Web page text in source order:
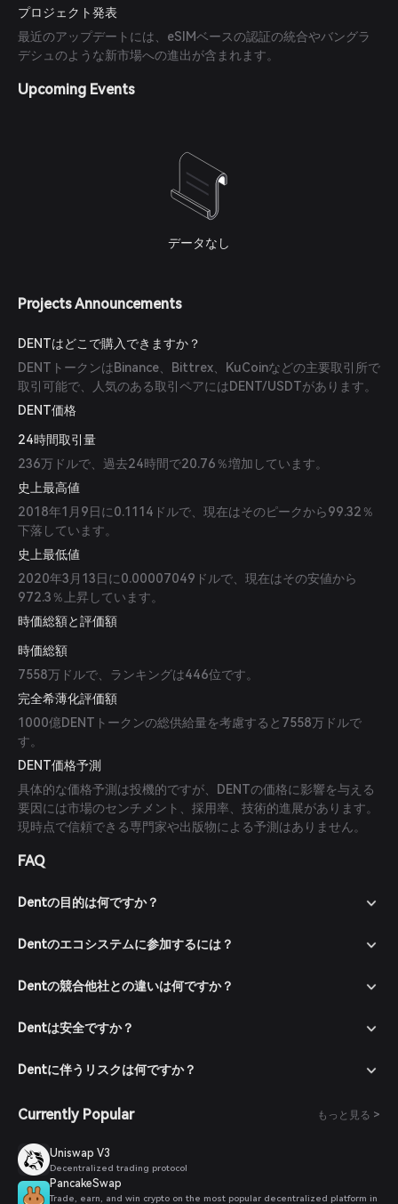
プロジェクト発表
最近のアップデートには、eSIMベースの認証の統合やバングラ
デシュのような新市場への進出が含まれます。
Upcoming Events
データなし
Projects Announcements
DENTはどこで購入できますか？
DENTトークンはBinance、Bittrex、KuCoinなどの主要取引所で
取引可能で、人気のある取引ペアにはDENT/USDTがあります。
DENT価格
24時間取引量
236万ドルで、過去24時間で20.76％増加しています。
史上最高値
2018年1月9日に0.1114ドルで、現在はそのピークから99.32％
下落しています。
史上最低値
2020年3月13日に0.00007049ドルで、現在はその安値から
972.3％上昇しています。
時価総額と評価額
時価総額
7558万ドルで、ランキングは446位です。
完全希薄化評価額
1000億DENTトークンの総供給量を考慮すると7558万ドルで
す。
DENT価格予測
具体的な価格予測は投機的ですが、DENTの価格に影響を与える
要因には市場のセンチメント、採用率、技術的進展があります。
現時点で信頼できる専門家や出版物による予測はありません。
FAQ
Dentの目的は何ですか？
Dentのエコシステムに参加するには？
Dentの競合他社との違いは何ですか？
Dentは安全ですか？
Dentに伴うリスクは何ですか？
Currently Popular もっと見る >
Uniswap V3
Decentralized trading protocol
PancakeSwap
Trade, earn, and win crypto on the most popular decentralized platform in